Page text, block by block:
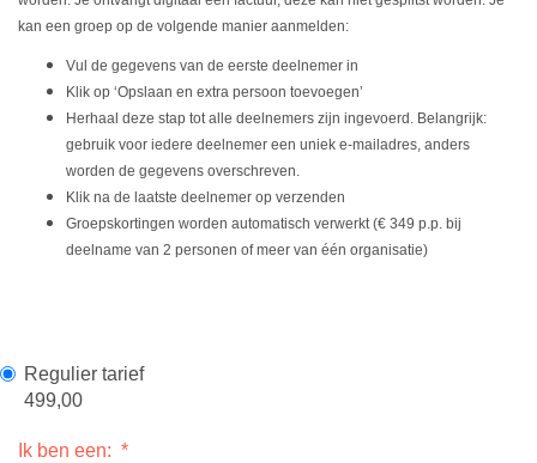
kan een groep op de volgende manier aanmelden:
Vul de gegevens van de eerste deelnemer in
Klik op ‘Opslaan en extra persoon toevoegen’
Herhaal deze stap tot alle deelnemers zijn ingevoerd. Belangrijk:
gebruik voor iedere deelnemer een uniek e-mailadres, anders
worden de gegevens overschreven.
Klik na de laatste deelnemer op verzenden
Groepskortingen worden automatisch verwerkt (€ 349 p.p. bij
deelname van 2 personen of meer van één organisatie)
Regulier tarief
499,00
Ik ben een: *